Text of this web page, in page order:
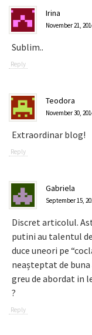
Irina
November 21,
Sublim..
Reply
Teodora
November 30,
Extraordinar blog!
Reply
Gabriela
September 15,
Discret articolul.
putini au talentul
duce uneori pe
neașteptat de
greu de abordat in
?
Reply